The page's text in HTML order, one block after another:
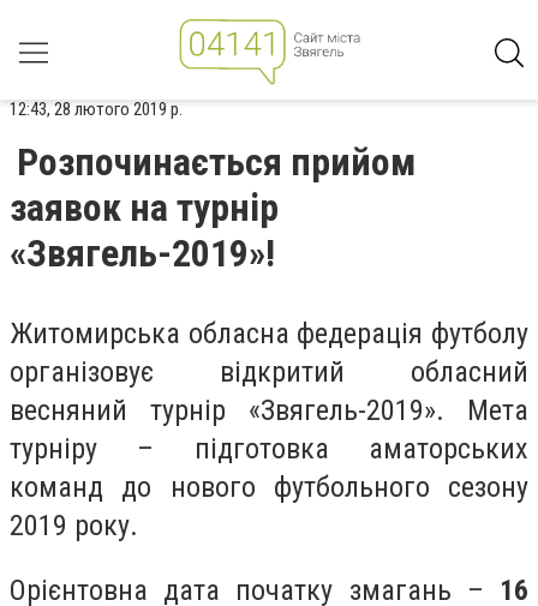
12:43, 28 лютого 2019 р.
Розпочинається прийом
заявок на турнір
«Звягель-2019»!
Житомирська обласна федерація футболу
організовує відкритий обласний
весняний турнір «Звягель-2019». Мета
турніру – підготовка аматорських
команд до нового футбольного сезону
2019 року.
Орієнтовна дата початку змагань – 16